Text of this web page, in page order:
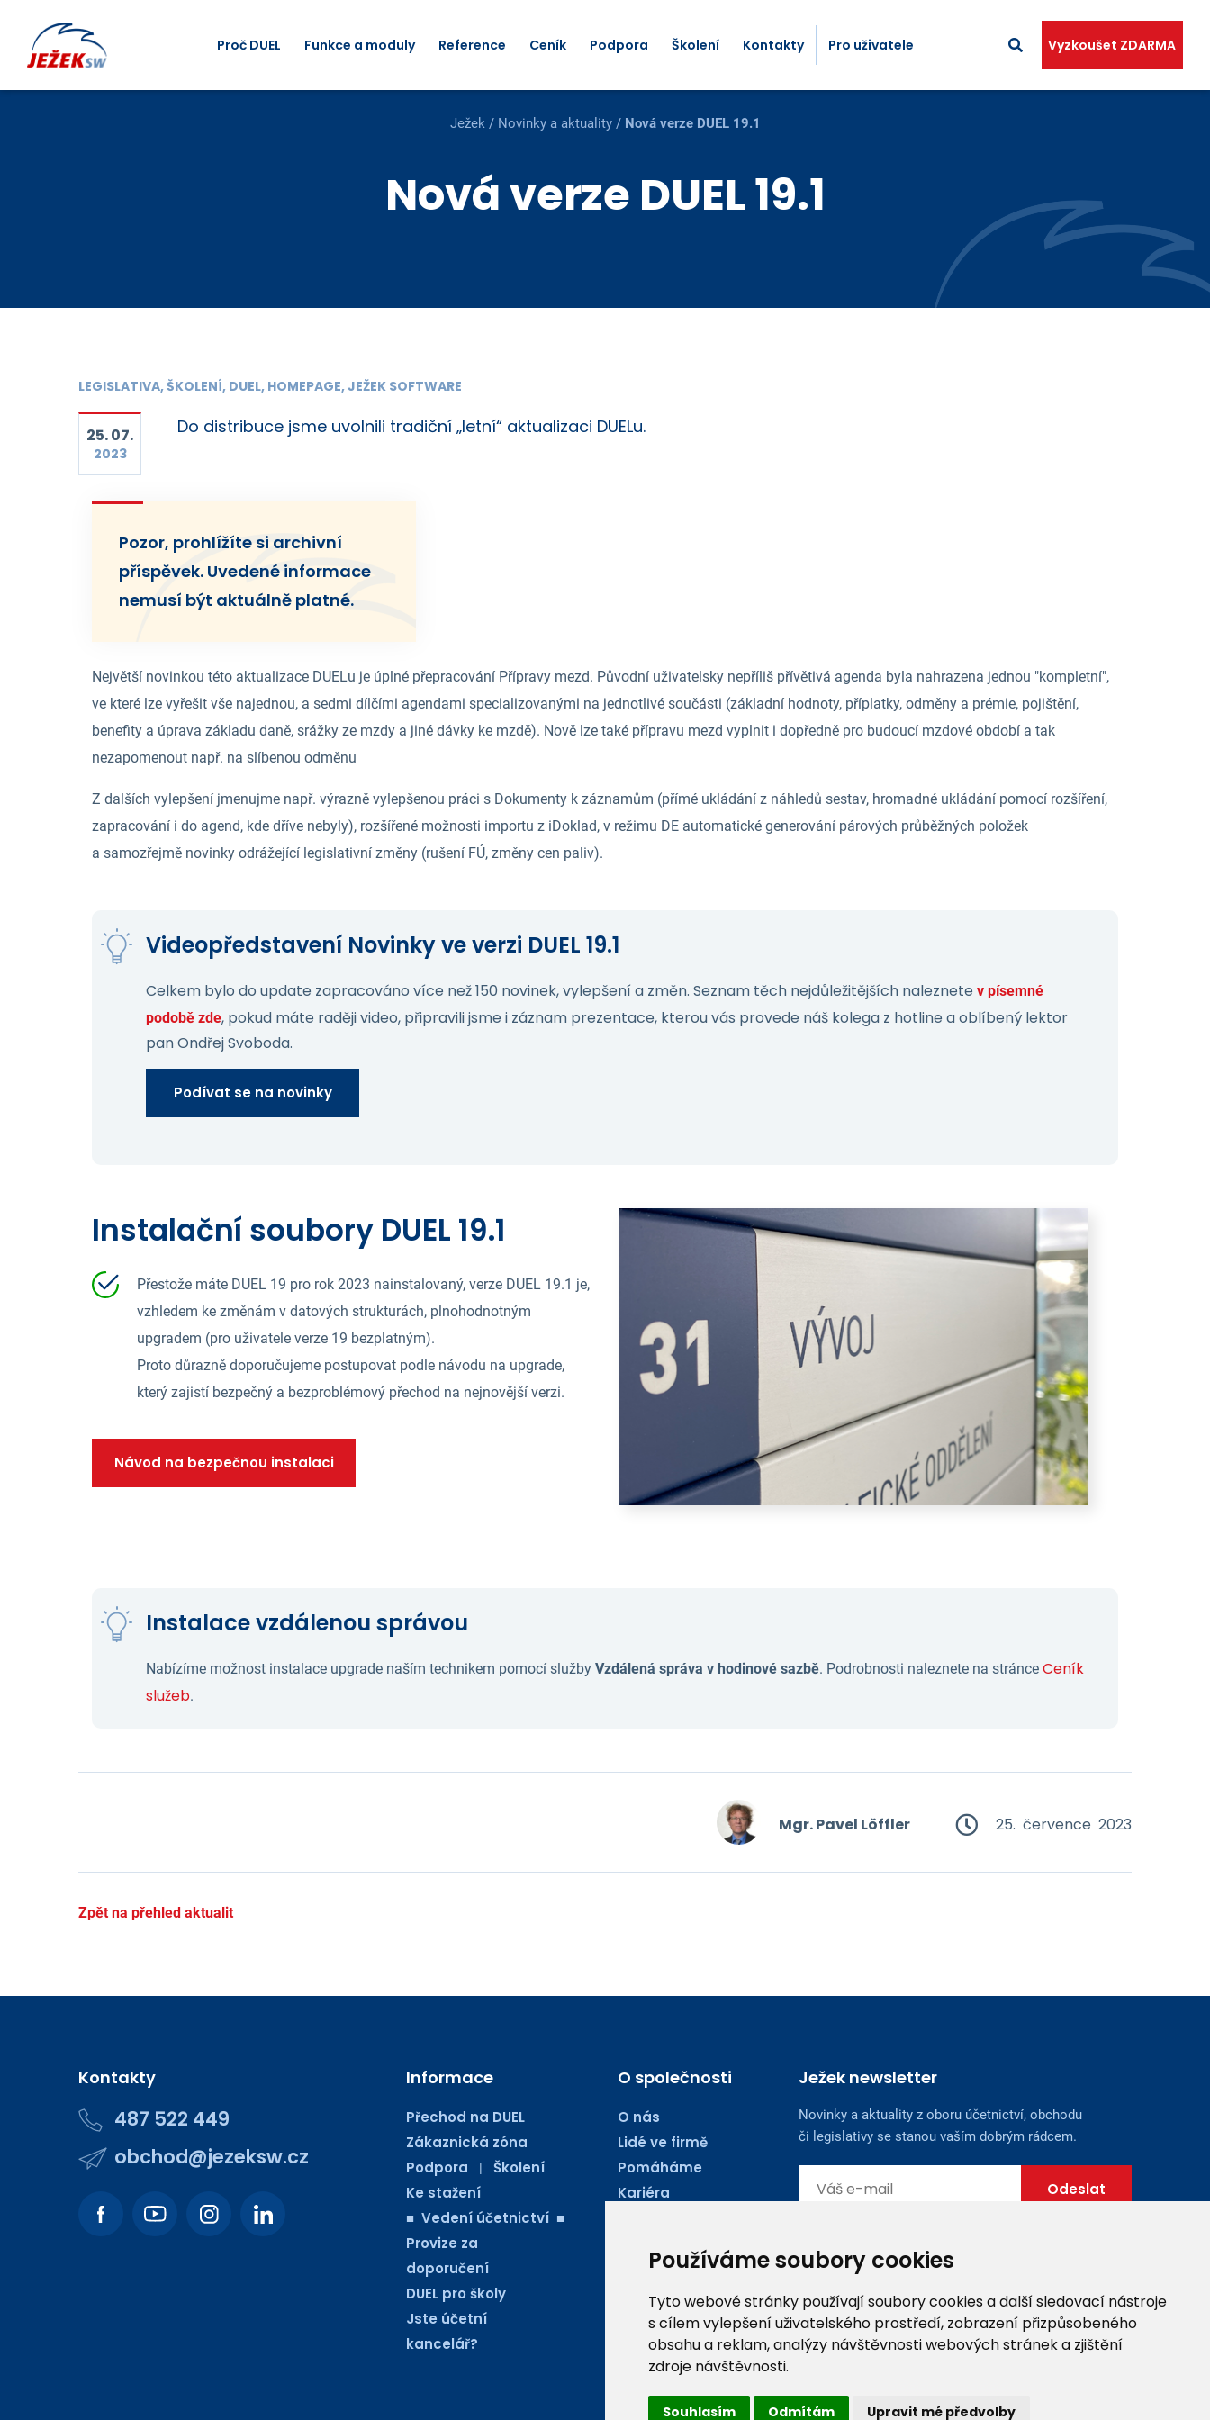
Používáme soubory cookies
Tyto webové stránky používají soubory cookies a další sledovací nástroje
s cílem vylepšení uživatelského prostředí, zobrazení přizpůsobeného
obsahu a reklam, analýzy návštěvnosti webových stránek a zjištění
zdroje návštěvnosti.
Souhlasím Odmítám Upravit mé předvolby
Proč DUEL Funkce a moduly Reference Ceník Podpora Školení Kontakty Pro uživatele Vyzkoušet ZDARMA
Ježek/ Novinky a aktuality/ Nová verze DUEL 19.1
Nová verze DUEL 19.1
LEGISLATIVA, ŠKOLENÍ, DUEL, HOMEPAGE, JEŽEK SOFTWARE
25. 07.
2023
Do distribuce jsme uvolnili tradiční „letní“ aktualizaci DUELu.
Pozor, prohlížíte si archivní
příspěvek. Uvedené informace
nemusí být aktuálně platné.
Největší novinkou této aktualizace DUELu je úplné přepracování Přípravy mezd. Původní uživatelsky nepříliš přívětivá agenda byla nahrazena jednou "kompletní",
ve které lze vyřešit vše najednou, a sedmi dílčími agendami specializovanými na jednotlivé součásti (základní hodnoty, příplatky, odměny a prémie, pojištění,
benefity a úprava základu daně, srážky ze mzdy a jiné dávky ke mzdě). Nově lze také přípravu mezd vyplnit i dopředně pro budoucí mzdové období a tak
nezapomenout např. na slíbenou odměnu
Z dalších vylepšení jmenujme např. výrazně vylepšenou práci s Dokumenty k záznamům (přímé ukládání z náhledů sestav, hromadné ukládání pomocí rozšíření,
zapracování i do agend, kde dříve nebyly), rozšířené možnosti importu z iDoklad, v režimu DE automatické generování párových průběžných položek
a samozřejmě novinky odrážející legislativní změny (rušení FÚ, změny cen paliv).
Videopředstavení Novinky ve verzi DUEL 19.1
Celkem bylo do update zapracováno více než 150 novinek, vylepšení a změn. Seznam těch nejdůležitějších naleznete v písemné
podobě zde, pokud máte raději video, připravili jsme i záznam prezentace, kterou vás provede náš kolega z hotline a oblíbený lektor
pan Ondřej Svoboda.
Podívat se na novinky
​Instalační soubory DUEL 19.1
Přestože máte DUEL 19 pro rok 2023 nainstalovaný, verze DUEL 19.1 je,
vzhledem ke změnám v datových strukturách, plnohodnotným
upgradem (pro uživatele verze 19 bezplatným).
Proto důrazně doporučujeme postupovat podle návodu na upgrade,
který zajistí bezpečný a bezproblémový přechod na nejnovější verzi.
Návod na bezpečnou instalaci
Instalace vzdálenou správou
Nabízíme možnost instalace upgrade naším technikem pomocí služby Vzdálená správa v hodinové sazbě. Podrobnosti naleznete na stránce Ceník
služeb.
25. července 2023
Mgr. Pavel Löffler
Zpět na přehled aktualit
Kontakty
487 522 449
obchod@jezeksw.cz
Informace
Přechod na DUEL
Zákaznická zóna
Podpora
| Školení
Ke stažení
■ Vedení účetnictví ■
Provize za
doporučení
DUEL pro školy
Jste účetní
kancelář?
O společnosti
O nás
Lidé ve firmě
Pomáháme
Kariéra
AUDIO PODCASTY
Ježek newsletter
Novinky a aktuality z oboru účetnictví, obchodu
či legislativy se stanou vaším dobrým rádcem.